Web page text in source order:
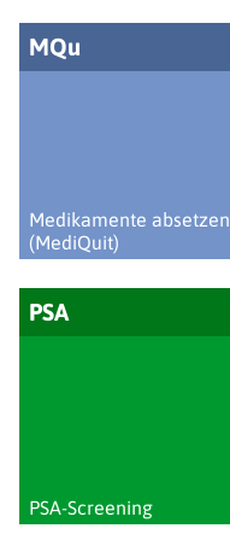
MQu
Medikamente absetzen
(MediQuit)
PSA
PSA-Screening